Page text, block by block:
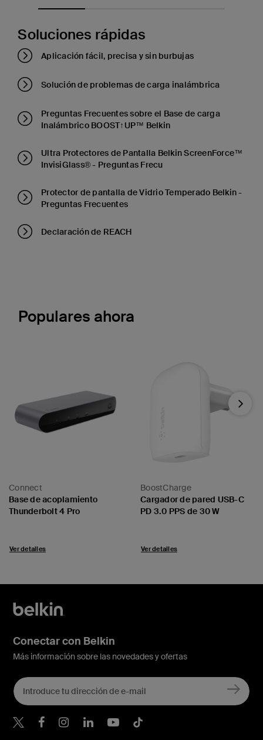
Soluciones rápidas
Aplicación fácil, precisa y sin burbujas
Solución de problemas de carga inalámbrica
Preguntas Frecuentes sobre el Base de carga
Inalámbrico BOOST↑UP™ Belkin
Ultra Protectores de Pantalla Belkin ScreenForce™
InvisiGlass® - Preguntas Frecu
Protector de pantalla de Vidrio Temperado Belkin -
Preguntas Frecuentes
Declaración de REACH
Populares ahora
Connect
Base de acoplamiento
Thunderbolt 4 Pro
Ver detalles
BoostCharge
Cargador de pared USB-C
PD 3.0 PPS de 30 W
Ver detalles
Next
Conectar con Belkin
Más información sobre las novedades y ofertas
Belkin Twitter